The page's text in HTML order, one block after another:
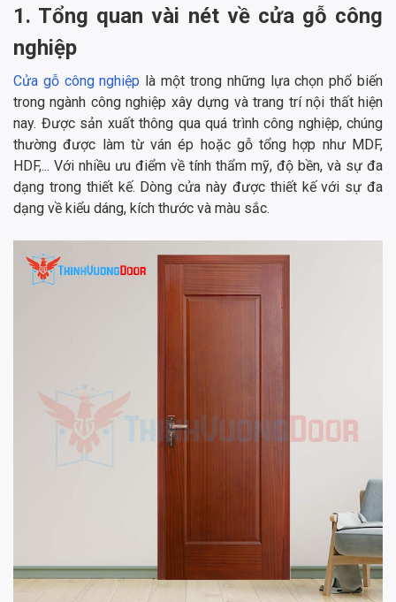
1. Tổng quan vài nét về cửa gỗ công
nghiệp
Cửa gỗ công nghiệp là một trong những lựa chọn phổ biến
trong ngành công nghiệp xây dựng và trang trí nội thất hiện
nay. Được sản xuất thông qua quá trình công nghiệp, chúng
thường được làm từ ván ép hoặc gỗ tổng hợp như MDF,
HDF,... Với nhiều ưu điểm về tính thẩm mỹ, độ bền, và sự đa
dạng trong thiết kế. Dòng cửa này được thiết kế với sự đa
dạng về kiểu dáng, kích thước và màu sắc.